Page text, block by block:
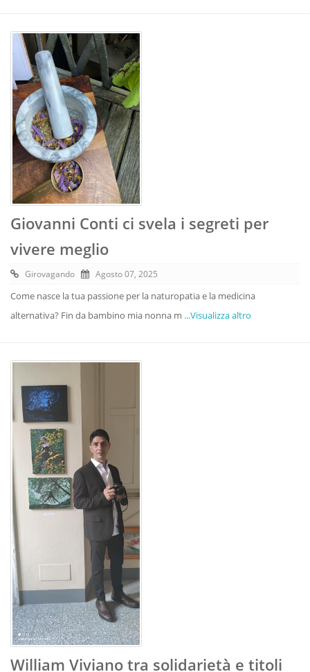
Giovanni Conti ci svela i segreti per
vivere meglio
Girovagando Agosto 07, 2025
Come nasce la tua passione per la naturopatia e la medicina
alternativa? Fin da bambino mia nonna m ...Visualizza altro
William Viviano tra solidarietà e titoli